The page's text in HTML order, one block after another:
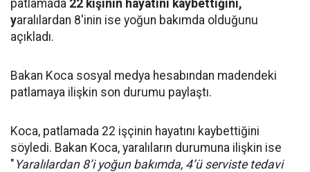
patlamada 22 kişinin hayatını kaybettiğini,
yaralılardan 8'inin ise yoğun bakımda olduğunu
açıkladı.
Bakan Koca sosyal medya hesabından madendeki
patlamaya ilişkin son durumu paylaştı.
Koca, patlamada 22 işçinin hayatını kaybettiğini
söyledi. Bakan Koca, yaralıların durumuna ilişkin ise
" Yaralılardan 8’i yoğun bakımda, 4’ü serviste tedavi